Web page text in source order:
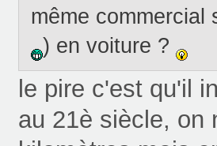
même commercial
) en voiture ?
le pire c'est qu'il
au 21è siècle, on